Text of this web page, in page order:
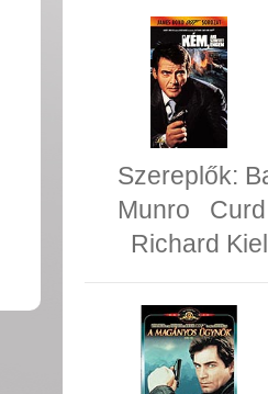
Szereplők:
Munro
Richard Kiel